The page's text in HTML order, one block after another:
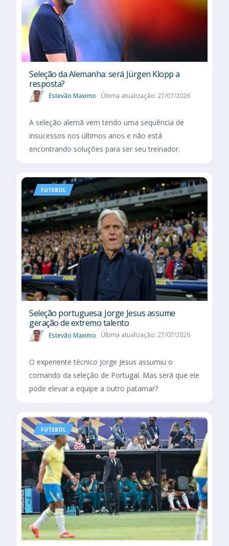
Seleção da Alemanha: será Jürgen Klopp a
resposta?
Estevão Maximo Última atualização: 27/07/2026
A seleção alemã vem tendo uma sequência de
insucessos nos últimos anos e não está
encontrando soluções para ser seu treinador.
FUTEBOL
Seleção portuguesa: Jorge Jesus assume
geração de extremo talento
Estevão Maximo Última atualização: 27/07/2026
O experiente técnico Jorge Jesus assumiu o
comando da seleção de Portugal. Mas será que ele
pode elevar a equipe a outro patamar?
FUTEBOL